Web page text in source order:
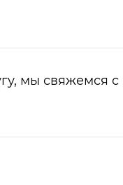
мы свяжемся